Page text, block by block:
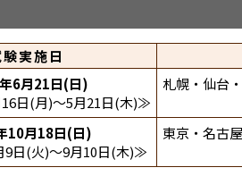
ストセンター
ストセンター
センター
ンター
満席
実施日
6月21日(日)
日(月)～5月21日(木)≫
札幌・仙台
10月18日(日)
日(火)～9月10日(木)≫
東京・名古